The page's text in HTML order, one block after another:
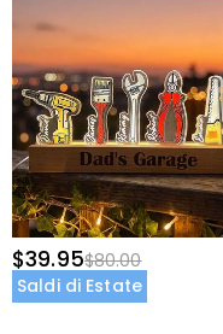
$39.95$80.00
Saldi di Estate